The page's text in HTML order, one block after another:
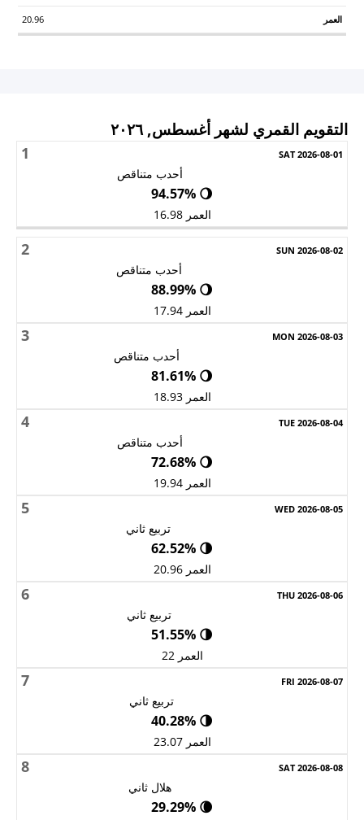
20.96
التقويم القمري لشهر أغسطس, ٢٠٢٦
الأحد الاثنين 1
أحدب متناقص
🌖 94.57%
العمر 16.98
2
أحدب متناقص
🌖 88.99%
العمر 17.94
3
أحدب متناقص
🌖 81.61%
العمر 18.93
4
أحدب متناقص
🌖 72.68%
العمر 19.94
5
تربيع ثاني
🌗 62.52%
العمر 20.96
6
تربيع ثاني
🌗 51.55%
العمر 22
7
تربيع ثاني
🌗 40.28%
العمر 23.07
8
هلال ثاني
🌘 29.29%